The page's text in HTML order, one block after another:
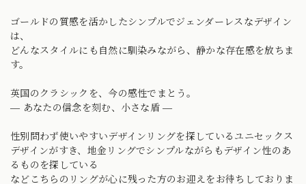
ゴールドの質感を活かしたシンプルでジェンダーレスなデザイン
は、
どんなスタイルにも自然に馴染みながら、静かな存在感を放ちま
す。
英国のクラシックを、今の感性でまとう。
— あなたの信念を刻む、小さな盾 —
性別問わず使いやすいデザインリングを探しているユニセックス
デザインがすき、地金リングでシンプルながらもデザイン性のあ
るものを探している
などこちらのリングが心に残った方のお迎えをお待ちしておりま